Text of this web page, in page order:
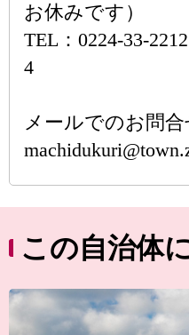
お休みです）
TEL：0224-33-
4
メールでのお問合
この自治体